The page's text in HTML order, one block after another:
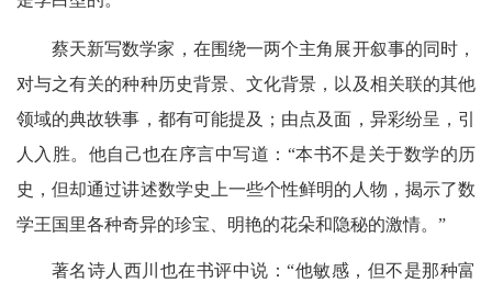
蔡天新写数学家，在围绕一两个主角展开叙事的同时，
对与之有关的种种历史背景、文化背景，以及相关联的其他
领域的典故轶事，都有可能提及；由点及面，异彩纷呈，引
人入胜。他自己也在序言中写道：“本书不是关于数学的历
史，但却通过讲述数学史上一些个性鲜明的人物，揭示了数
学王国里各种奇异的珍宝、明艳的花朵和隐秘的激情。”
著名诗人西川也在书评中说：“他敏感，但不是那种富